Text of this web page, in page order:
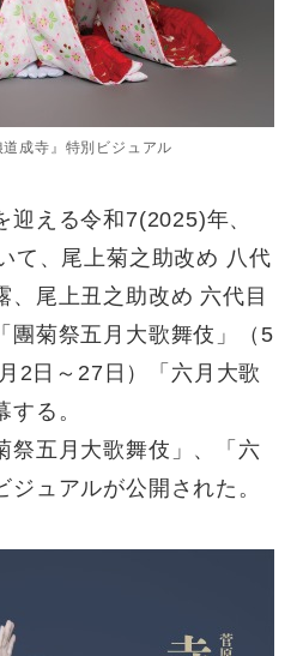
成寺』特別ビジュアル
える令和7(2025)年、
て、尾上菊之助改め 八代
、尾上丑之助改め 六代目
團菊祭五月大歌舞伎」（5
2日～27日）「六月大歌
る。
祭五月大歌舞伎」、「六
ジュアルが公開された。